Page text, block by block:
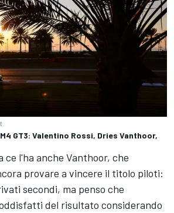
M4 GT3: Valentino Rossi, Dries Vanthoor,
ce l'ha anche Vanthoor, che
provare a vincere il titolo piloti:
secondi, ma penso che
del risultato considerando